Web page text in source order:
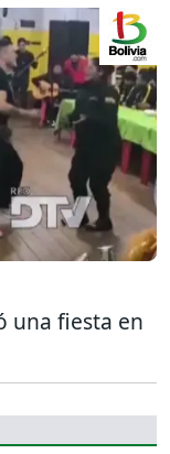
una fiesta en